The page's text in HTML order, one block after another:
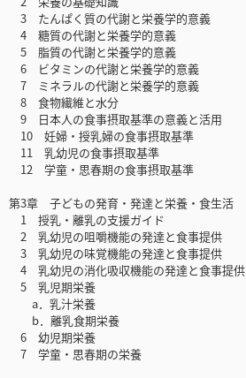
3 たんぱく質の代謝と栄養学的意義
4 糖質の代謝と栄養学的意義
5 脂質の代謝と栄養学的意義
6 ビタミンの代謝と栄養学的意義
7 ミネラルの代謝と栄養学的意義
8 食物繊維と水分
9 日本人の食事摂取基準の意義と活用
10 妊婦・授乳婦の食事摂取基準
11 乳幼児の食事摂取基準
12 学童・思春期の食事摂取基準
第3章 子どもの発育・発達と栄養・食生活
1 授乳・離乳の支援ガイド
2 乳幼児の咀嚼機能の発達と食事提供
3 乳幼児の味覚機能の発達と食事提供
4 乳幼児の消化吸収機能の発達と食事提供
5 乳児期栄養
a．乳汁栄養
b．離乳食期栄養
6 幼児期栄養
7 学童・思春期の栄養